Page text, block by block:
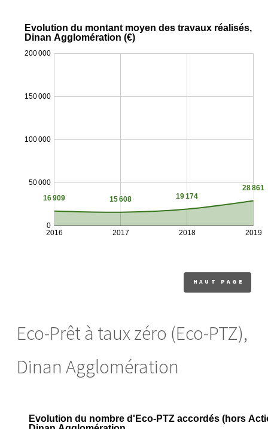
HAUT PAGE
Eco-Prêt à taux zéro (Eco-PTZ),
Dinan Agglomération